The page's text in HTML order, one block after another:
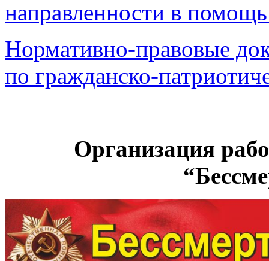
направленности в
Нормативно‑правовые
по
Организация